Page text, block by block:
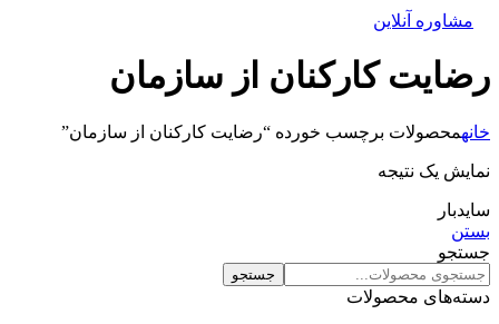
مشاوره آنلاین
رضایت کارکنان از سازمان
خانهمحصولات برچسب خورده “رضایت کارکنان از سازمان”
نمایش یک نتیجه
سایدبار
بستن
جستجو
جستجو
دسته‌های محصولات